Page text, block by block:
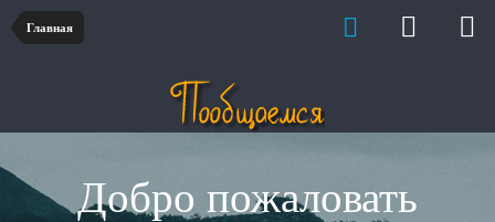
Главная
Добро пожаловать